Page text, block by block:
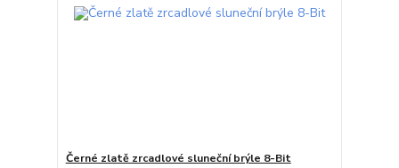
Černé zlatě zrcadlové sluneční brýle 8-Bit